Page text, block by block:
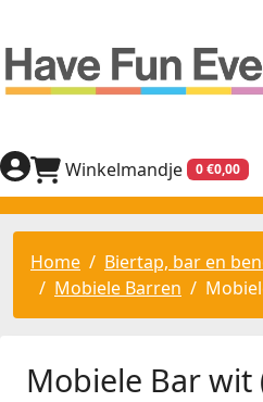
Winkelmandje 0 €0,00
Home
Biertap, bar en
Mobiele Barren
Mobiele Bar wit